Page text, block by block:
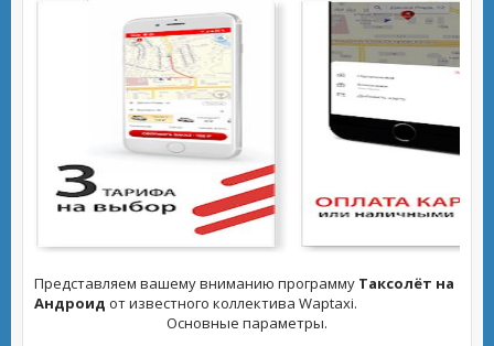
Представляем вашему вниманию программу Таксолёт на
Андроид от известного коллектива Waptaxi.
Основные параметры.